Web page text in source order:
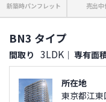
新築時パンフレット 売出中
BN3 タイプ
間取り 3LDK ｜ 専有面
所在地
東京都江